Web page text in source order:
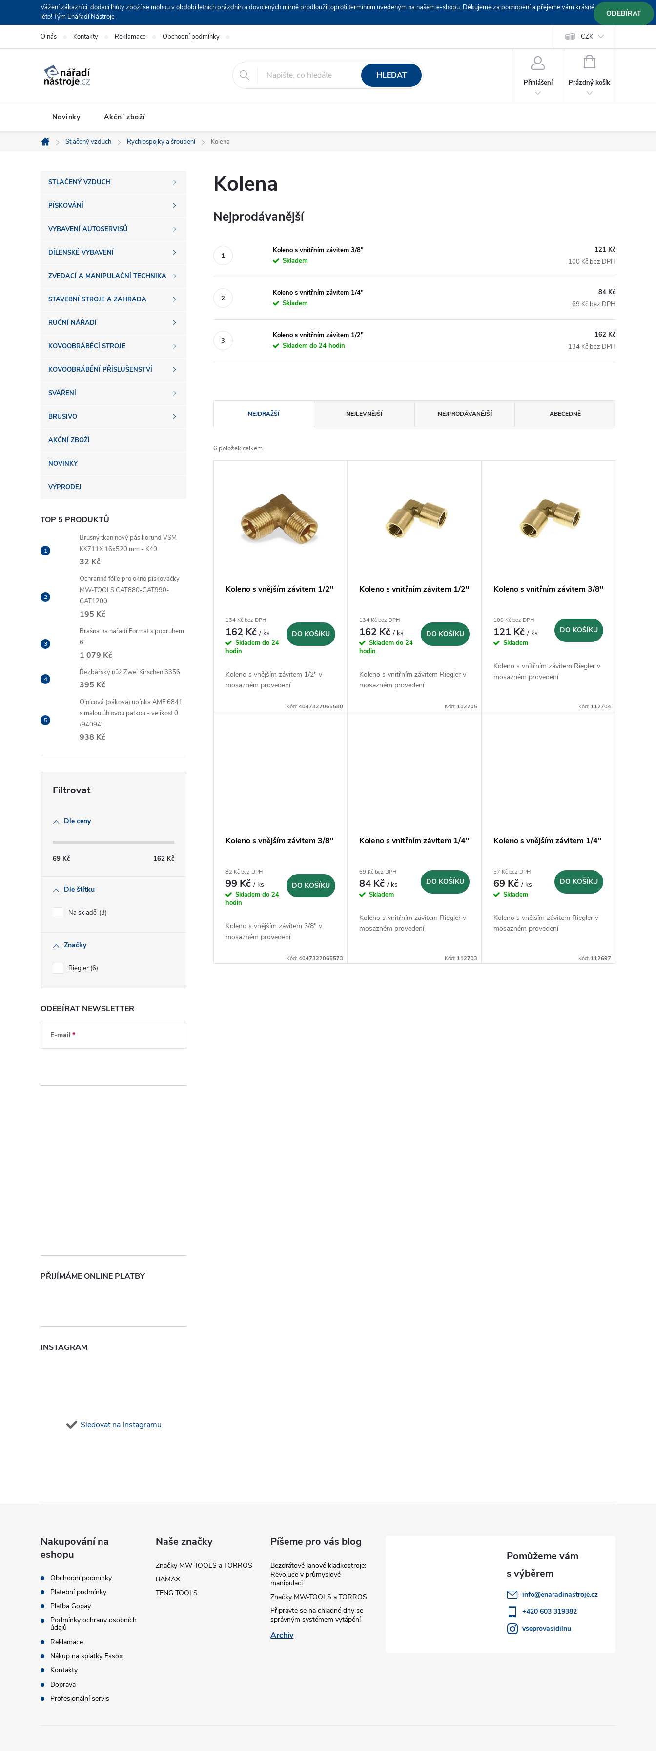
Vážení zákazníci, dodací lhůty zboží se mohou v období letních prázdnin a dovolených mírně prodloužit oproti termínům uvedeným na našem e-shopu. Děkujeme za pochopení a přejeme vám krásné
léto! Tým Enářadí Nástroje
O nás Kontakty Reklamace Obchodní podmínky Platba GoPay +420 603 319382
CZK
HLEDAT
Přihlášení
NÁKUPNÍ
Prázdný košík
Novinky Akční zboží
Domů
Stlačený vzduch Rychlospojky a šroubení Kolena
P
o
s
a
n
n
p
a
n
STLAČENÝ VZDUCH
PÍSKOVÁNÍ
VYBAVENÍ AUTOSERVISŮ
DÍLENSKÉ VYBAVENÍ
ZVEDACÍ A MANIPULAČNÍ TECHNIKA
STAVEBNÍ STROJE A ZAHRADA
RUČNÍ NÁŘADÍ
KOVOOBRÁBĚCÍ STROJE
KOVOOBRÁBĚNÍ PŘÍSLUŠENSTVÍ
SVÁŘENÍ
BRUSIVO
AKČNÍ ZBOŽÍ
NOVINKY
VÝPRODEJ
TOP 5 PRODUKTŮ
Brusný tkaninový pás korund VSM
KK711X 16x520 mm - K40
32 Kč
Ochranná fólie pro okno pískovačky
MW-TOOLS CAT880-CAT990-
CAT1200
195 Kč
Brašna na nářadí Format s popruhem
6l
1 079 Kč
Řezbářský nůž Zwei Kirschen 3356
395 Kč
Ojnicová (páková) upínka AMF 6841
s malou úhlovou patkou - velikost 0
(94094)
938 Kč
Dle ceny
69 Kč 162 Kč
Dle štítku
Na skladě 3
Značky
Riegler 6
ODEBÍRAT NEWSLETTER
E-mail
ODEBÍRAT
PŘIJÍMÁME ONLINE PLATBY
INSTAGRAM
Sledovat na Instagramu
Kolena
Nejprodávanější
Koleno s vnitřním závitem 3/8"
Skladem
121 Kč
100 Kč bez DPH
Koleno s vnitřním závitem 1/4"
Skladem
84 Kč
69 Kč bez DPH
Koleno s vnitřním závitem 1/2"
Skladem do 24 hodin
162 Kč
134 Kč bez DPH
a
z
t
NEJDRAŽŠÍ NEJLEVNĚJŠÍ NEJPRODÁVANĚJŠÍ ABECEDNĚ
6 položek celkem
k
Koleno s vnějším závitem 1/2"
134 Kč bez DPH
162 Kč/ ks
Skladem do 24
hodin
DO KOŠÍKU
Koleno s vnějším závitem 1/2" v
mosazném provedení
Kód:4047322065580
Koleno s vnitřním závitem 1/2"
134 Kč bez DPH
162 Kč/ ks
Skladem do 24
hodin
DO KOŠÍKU
Koleno s vnitřním závitem Riegler v
mosazném provedení
Kód: 112705
Koleno s vnitřním závitem 3/8"
100 Kč bez DPH
121 Kč/ ks
Skladem
DO KOŠÍKU
Koleno s vnitřním závitem Riegler v
mosazném provedení
Kód: 112704
Koleno s vnějším závitem 3/8"
82 Kč bez DPH
99 Kč/ ks
Skladem do 24
hodin
DO KOŠÍKU
Koleno s vnějším závitem 3/8" v
mosazném provedení
Kód:4047322065573
Koleno s vnitřním závitem 1/4"
69 Kč bez DPH
84 Kč/ ks
Skladem
DO KOŠÍKU
Koleno s vnitřním závitem Riegler v
mosazném provedení
Kód: 112703
Koleno s vnějším závitem 1/4"
57 Kč bez DPH
69 Kč/ ks
Skladem
DO KOŠÍKU
Koleno s vnějším závitem Riegler v
mosazném provedení
Kód: 112697
Nakupování na
eshopu
Obchodní podmínky
Platební podmínky
Platba Gopay
Podmínky ochrany osobních
údajů
Reklamace
Nákup na splátky Essox
Kontakty
Doprava
Profesionální servis
Naše značky
Značky MW-TOOLS a TORROS
BAMAX
TENG TOOLS
Píšeme pro vás blog
Bezdrátové lanové kladkostroje:
Revoluce v průmyslové
manipulaci
Značky MW-TOOLS a TORROS
Připravte se na chladné dny se
správným systémem vytápění
Archiv
info@enaradinastroje.cz
+420 603 319382
vseprovasidilnu